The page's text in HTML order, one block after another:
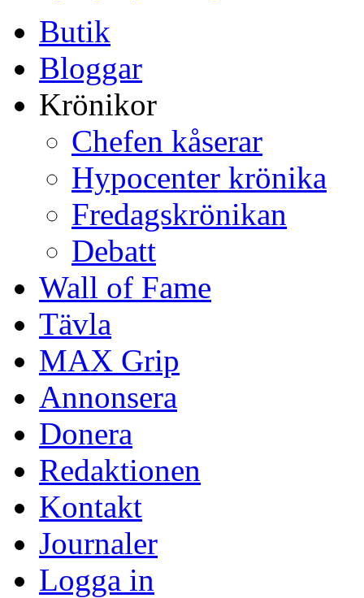
Butik
Bloggar
Krönikor
Chefen kåserar
Hypocenter krönika
Fredagskrönikan
Debatt
Wall of Fame
Tävla
MAX Grip
Annonsera
Donera
Redaktionen
Kontakt
Journaler
Logga in